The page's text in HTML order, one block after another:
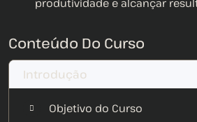
Conteúdo Do Curso
Introdução
Objetivo do Curso